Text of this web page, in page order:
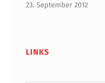
23. September 2012
LINKS